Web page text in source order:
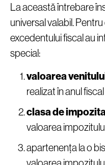
La această întrebare
universal valabil.
excedentului fiscal au
special:
valoarea
realizat în anul
clasa de
valoarea
apartenența la o